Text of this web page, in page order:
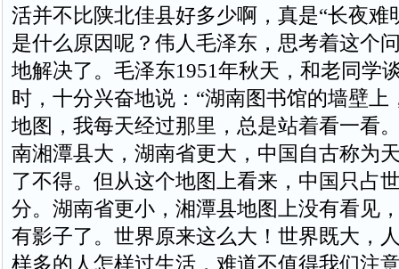
活并不比陕北佳县好多少啊，真是“长夜难
是什么原因呢？伟人毛泽东，思考着这个
地解决了。毛泽东1951年秋天，和老同学
时，十分兴奋地说：“湖南图书馆的墙壁上
地图，我每天经过那里，总是站着看一看
南湘潭县大，湖南省更大，中国自古称为
了不得。但从这个地图上看来，中国只占
分。湖南省更小，湘潭县地图上没有看见
有影子了。世界原来这么大！世界既大，
样多的人怎样过生活，难道不值得我们注